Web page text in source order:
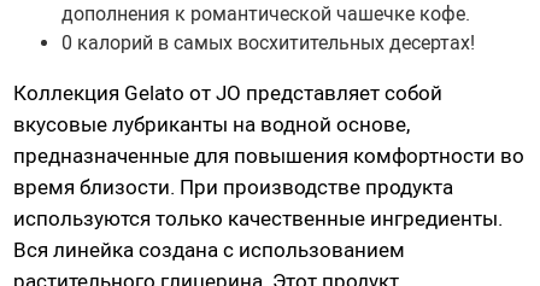
Секс-куклы
Tenga
Хай-тек мастурбаторы
Помпа вакуумная
Помпы мужские
Помпа для клитора и вагины
дополнения к романтической чашечке кофе.
0 калорий в самых восхитительных десертах!
Коллекция Gelato от JO представляет собой
вкусовые лубриканты на водной основе,
предназначенные для повышения комфортности во
время близости. При производстве продукта
используются только качественные ингредиенты.
Вся линейка создана с использованием
растительного глицерина. Этот продукт